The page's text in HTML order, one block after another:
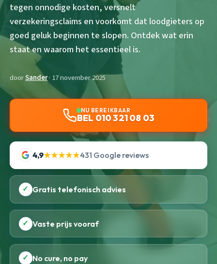
tegen onnodige kosten, versnelt
verzekeringsclaims en voorkomt dat loodgieters op
goed geluk beginnen te slopen. Ontdek wat erin
staat en waarom het essentieel is.
doorSander· 17 november 2025
NU BEREIKBAAR
BEL 010 321 08 03
4,9★★★★★431 Google reviews
✓ Gratis telefonisch advies
✓ Vaste prijs vooraf
✓ No cure, no pay